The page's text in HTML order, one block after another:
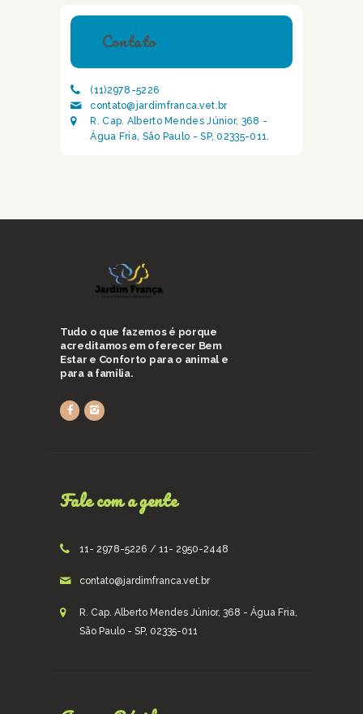
Contato
(11)2978-5226
contato@jardimfranca.vet.br
R. Cap. Alberto Mendes Júnior, 368 -
Água Fria, São Paulo - SP, 02335-011.
Tudo o que fazemos é porque
acreditamos em oferecer Bem
Estar e Conforto para o animal e
para a família.
Fale com a gente
11- 2978-5226 / 11- 2950-2448
contato@jardimfranca.vet.br
R. Cap. Alberto Mendes Júnior, 368 - Água Fria,
São Paulo - SP, 02335-011